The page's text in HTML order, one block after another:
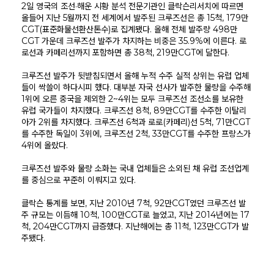
KOSORI
인사말
목적 및 비전
연혁
구성원
오시는길
새소식
공지사항
보도자료
채용공고
연구센터
구조충격연구센터
화재폭발연구센터
심해저연구센터
수소혁신허브&센터
조선해양ICT융합연구실
시험인증센터
시험인증
인증시험장비
보유시험설비
연구성과
연구실적
연구논문
학술대회발표
2일 영국의 조선·해운 시황 분석 전문기관인 클락슨리서치에 따르면
올들어 지난 5월까지 전 세계에서 발주된 크루즈선은 총 15척, 179만
CGT(표준화물선환산톤수)로 집계됐다. 올해 전체 발주량 498만
CGT 가운데 크루즈선 발주가 차지하는 비중은 35.9%에 이른다. 로
로선과 카페리선까지 포함하면 총 38척, 219만CGT에 달한다.
크루즈선 발주가 뒷받침되면서 올해 누적 수주 실적 상위는 유럽 업체
들이 싹쓸이 하다시피 했다. 대부분 자국 선사가 발주한 물량을 수주해
1위에 오른 중국을 제외한 2~4위는 모두 크루즈선 조선소를 보유한
유럽 국가들이 차지했다. 크루즈선 8척, 89만CGT를 수주한 이탈리
아가 2위를 차지했다. 크루즈선 6척과 로로(카페리)선 5척, 71만CGT
를 수주한 독일이 3위에, 크루즈선 2척, 33만CGT를 수주한 프랑스가
4위에 올랐다.
크루즈선 발주와 물량 소화는 국내 업체들은 소외된 채 유럽 조선업계
를 중심으로 꾸준히 이뤄지고 있다.
클락슨 통계를 보면, 지난 2010년 7척, 92만CGT였던 크루즈선 발
주 규모는 이듬해 10척, 100만CGT로 늘었고, 지난 2014년에는 17
척, 204만CGT까지 급증했다. 지난해에는 총 11척, 123만CGT가 발
주됐다.